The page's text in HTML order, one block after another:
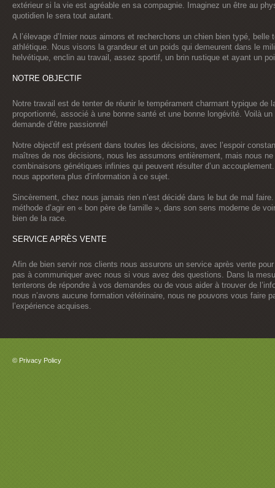
extérieur si la vie est agréable en sa compagnie. Imaginez un être au
quotidien le sera tout autant.
A l’élevage d’Imier nous aimons et recherchons un chien bien typé,
athlétique. Nous visons la grandeur et un poids qui demeurent dans le
helvétique, enclin au travail, assez sportif, un brin rustique et ayant un
NOTRE OBJECTIF
Notre travail est de tenter de réunir le tempérament charmant typique de
proportionné, associé à une bonne santé et une bonne longévité. Voilà
demande d’être passionné!
Notre objectif est présent dans toutes les décisions, avec l’espoir
maîtres de nos décisions, nous les assumons entièrement, mais nous
combinaisons génétiques infinies qui peuvent résulter d’un
nous apportera plus d’information à ce sujet.
Sincèrement, chez nous jamais rien n’est décidé dans le but de mal
méthode d’agir en « bon père de famille », dans son sens moderne de
bien de la race.
SERVICE APRÈS VENTE
Afin de bien servir nos clients nous assurons un service après vente
pas à communiquer avec nous si vous avez des questions. Dans la
tenterons de répondre à vos demandes ou de vous aider à trouver de
nous n’avons aucune formation vétérinaire, nous ne pouvons vous faire
l’expérience acquises.
© Privacy Policy